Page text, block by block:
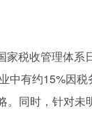
税收管理体系
中有约15%因
同时，针对未